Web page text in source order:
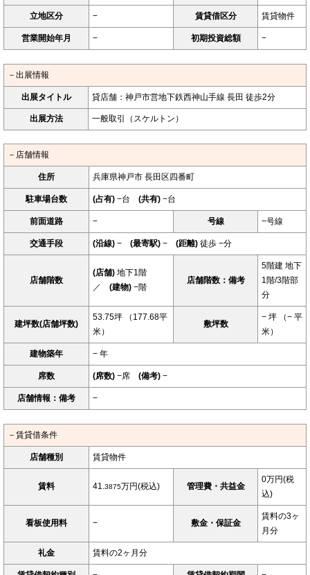
立地区分 − 賃貸借区分 賃貸物件
営業開始年月 − 初期投資総額 −
－出展情報
出展タイトル 貸店舗：神戸市営地下鉄西神山手線 長田 徒歩2分
出展方法 一般取引（スケルトン）
－店舗情報
住所 兵庫県神戸市 長田区四番町
駐車場台数 (占有) −台 (共有) −台
前面道路 − 号線 −号線
交通手段 (沿線) − (最寄駅) − (距離) 徒歩 −分
店舗階数
(店舗) 地下1階
／ (建物) −階
店舗階数：備考
5階建 地下
1階/3階部
分
建坪数(店舗坪数)
53.75坪 （177.68平
米）
敷坪数
− 坪 （− 平
米）
建物築年 − 年
席数 (席数) −席 (備考) −
店舗情報：備考 −
－賃貸借条件
店舗種別 賃貸物件
賃料 41.3875万円(税込) 管理費・共益金
0万円(税
込)
看板使用料 − 敷金・保証金
賃料の3ヶ
月分
礼金 賃料の2ヶ月分